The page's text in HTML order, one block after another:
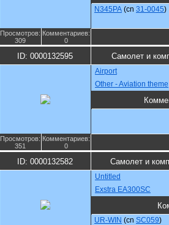
N345PA (cn 31-0045)
Просмотров:
309
Комментариев:
0
ID: 0000132595 Самолет и
Airport
Other - Aviation theme
Просмотров:
351
Комментариев:
0
ID: 0000132582 Самолет и
Untitled
Exstra EA300SC
UR-WIN (cn SC059)